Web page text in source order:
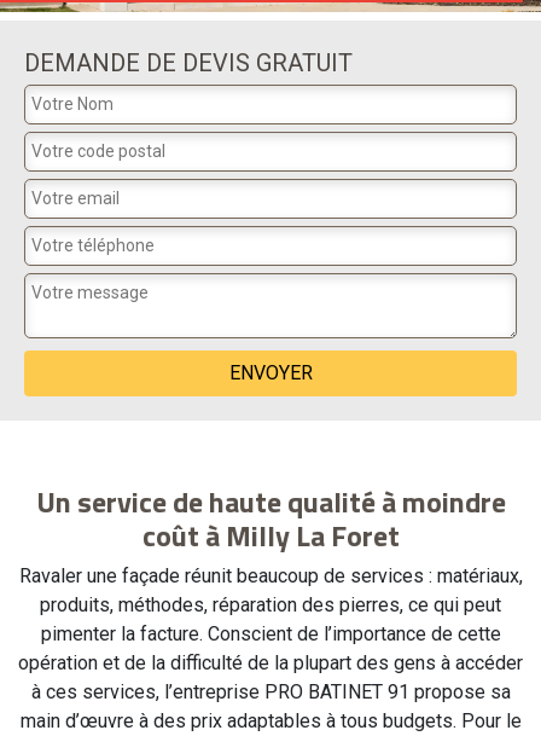
DEMANDE DE DEVIS GRATUIT
Un service de haute qualité à moindre
coût à Milly La Foret
Ravaler une façade réunit beaucoup de services : matériaux,
produits, méthodes, réparation des pierres, ce qui peut
pimenter la facture. Conscient de l’importance de cette
opération et de la difficulté de la plupart des gens à accéder
à ces services, l’entreprise PRO BATINET 91 propose sa
main d’œuvre à des prix adaptables à tous budgets. Pour le